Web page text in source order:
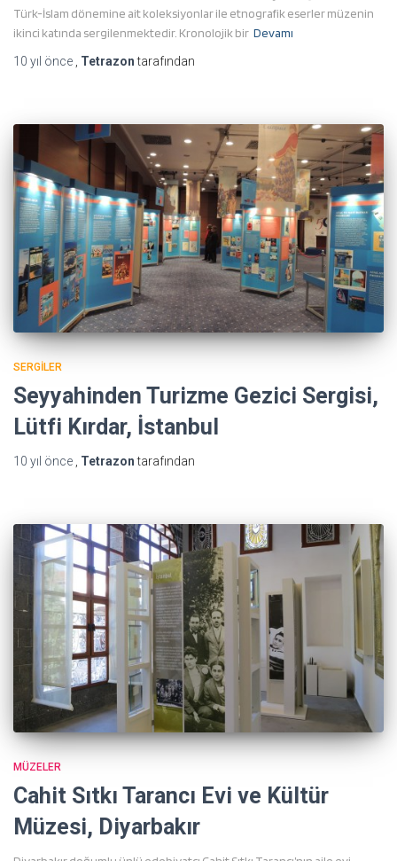
Türk-İslam dönemine ait koleksiyonlar ile etnografik eserler müzenin
ikinci katında sergilenmektedir. Kronolojik bir Devamı
10 yıl önce , Tetrazontarafından
SERGILER
Seyyahinden Turizme Gezici Sergisi,
Lütfi Kırdar, İstanbul
10 yıl önce , Tetrazontarafından
MÜZELER
Cahit Sıtkı Tarancı Evi ve Kültür
Müzesi, Diyarbakır